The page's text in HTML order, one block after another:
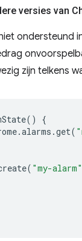
versies van
ondersteund
zijn telkens
()
{
.alarms .get(
( "my-alarm"